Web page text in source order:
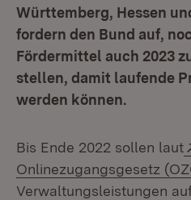
Württemberg, Hessen
fordern den Bund auf,
Fördermittel auch 2023
stellen, damit laufende
werden können.
Bis Ende 2022 sollen laut
Onlinezugangsgesetz
Verwaltungsleistungen